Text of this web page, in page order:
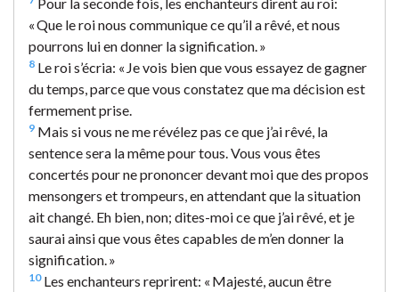
« Que le roi nous communique ce qu’il a rêvé, et nous
pourrons lui en donner la signification. »
8 Le roi s’écria: « Je vois bien que vous essayez de gagner
du temps, parce que vous constatez que ma décision est
fermement prise.
9 Mais si vous ne me révélez pas ce que j’ai rêvé, la
sentence sera la même pour tous. Vous vous êtes
concertés pour ne prononcer devant moi que des propos
mensongers et trompeurs, en attendant que la situation
ait changé. Eh bien, non; dites-moi ce que j’ai rêvé, et je
saurai ainsi que vous êtes capables de m’en donner la
signification. »
10Les enchanteurs reprirent: « Majesté, aucun être